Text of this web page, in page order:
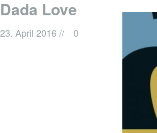
Dada Love
23. April 2016 // 0